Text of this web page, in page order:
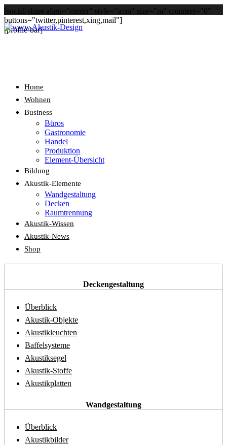
[social-share align="center" style="icon" size="m" counters="0"
buttons="twitter,pinterest,xing,mail"]
[profile-bar]
Home
Wohnen
Business
Büros
Gastronomie
Handel
Produktion
Element-Übersicht
Bildung
Akustik-Elemente
Wandgestaltung
Decken
Raumtrennung
Akustik-Wissen
Akustik-News
Shop
Deckengestaltung
Überblick
Akustik-Objekte
Akustikleuchten
Baffelsysteme
Akustiksegel
Akustik-Stoffe
Akustikplatten
Wandgestaltung
Überblick
Akustikbilder